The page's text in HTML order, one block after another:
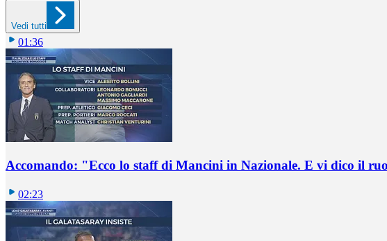
Vedi tutti
01:36
Accomando: "Ecco lo staff di Mancini in Nazionale. E vi dico il
02:23